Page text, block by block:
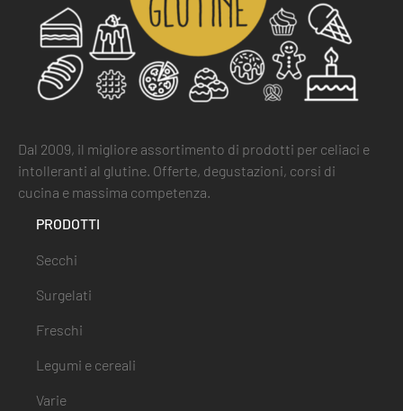
Dal 2009, il migliore assortimento di prodotti per celiaci e
intolleranti al glutine. Offerte, degustazioni, corsi di
cucina e massima competenza.
PRODOTTI
Secchi
Surgelati
Freschi
Legumi e cereali
Varie